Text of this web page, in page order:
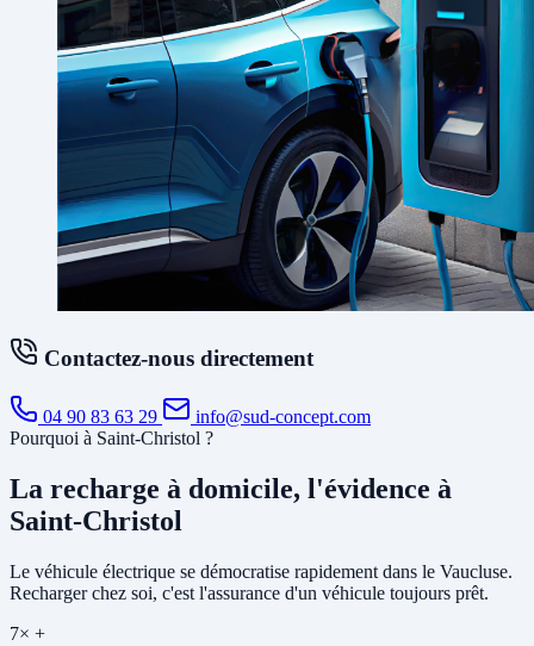
Contactez-nous directement
04 90 83 63 29
info@sud-concept.com
Pourquoi à Saint-Christol ?
La recharge à domicile, l'évidence à
Saint-Christol
Le véhicule électrique se démocratise rapidement dans le Vaucluse.
Recharger chez soi, c'est l'assurance d'un véhicule toujours prêt.
7× +